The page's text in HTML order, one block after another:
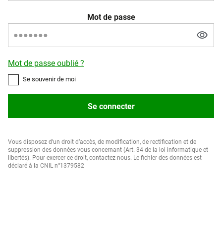
Mot de passe
Mot de passe oublié ?
Se souvenir de moi
Se connecter
Vous disposez d’un droit d’accès, de modification, de rectification et de
suppression des données vous concernant (Art. 34 de la loi informatique et
libertés). Pour exercer ce droit, contactez-nous. Le fichier des données est
déclaré à la CNIL n°1379582